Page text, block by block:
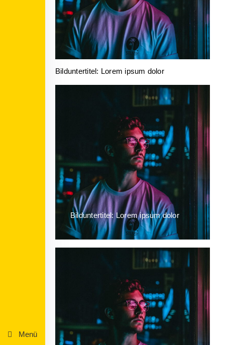
Menü
Bilduntertitel: Lorem ipsum dolor
Bilduntertitel: Lorem ipsum dolor